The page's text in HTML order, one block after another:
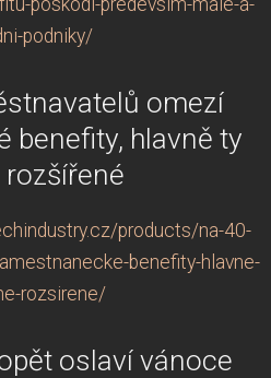
podniky/
omezí
benefity, hlavně ty
rozšířené
products/na-40-
benefity-hlavne-
rozsirene/
oslaví vánoce